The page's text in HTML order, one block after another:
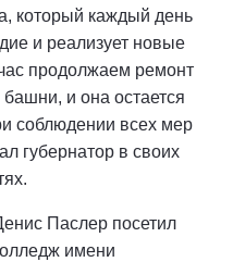
который каждый день
и реализует новые
продолжаем ремонт
и она остается
соблюдении всех мер
губернатор в своих
Паслер посетил
имени